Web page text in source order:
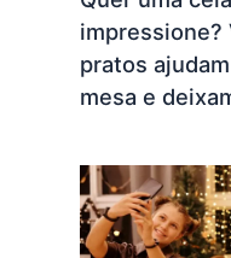
impressione?
pratos
mesa e